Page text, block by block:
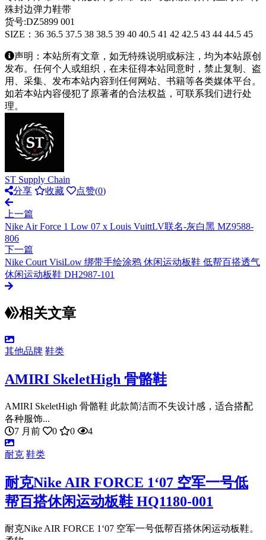
殊封边弹力鞋带
货号:DZ5899 001
SIZE：36 36.5 37.5 38 38.5 39 40 40.5 41 42 42.5 43 44 44.5 45
声明：本站所有文章，如无特殊说明或标注，均为本站原创
发布。任何个人或组织，在未征得本站同意时，禁止复制、盗
用、采集、发布本站内容到任何网站、书籍等各类媒体平台。
如若本站内容侵犯了原著者的合法权益，可联系我们进行处
理。
ST Supply Chain
分享
收藏 点赞(0)
上一篇
Nike Air Force 1 Low 07 x Louis VuittLV联名-灰白黑 MZ9588-
806
下一篇
Nike Court VisiLow 绑带手绘涂鸦 休闲运动板鞋 低帮百搭透气
休闲运动板鞋 DH2987-101
相关文章
其他品牌 鞋类
AMIRI SkeletHigh 骨骼鞋
AMIRI SkeletHigh 骨骼鞋 此款简洁而不失设计感，适合搭配
各种服饰...
7 月前
0 0 4
耐克 鞋类
耐克Nike AIR FORCE 1‘07 空军一号低
帮百搭休闲运动板鞋 HQ1180-001
耐克Nike AIR FORCE 1‘07 空军一号低帮百搭休闲运动板鞋。